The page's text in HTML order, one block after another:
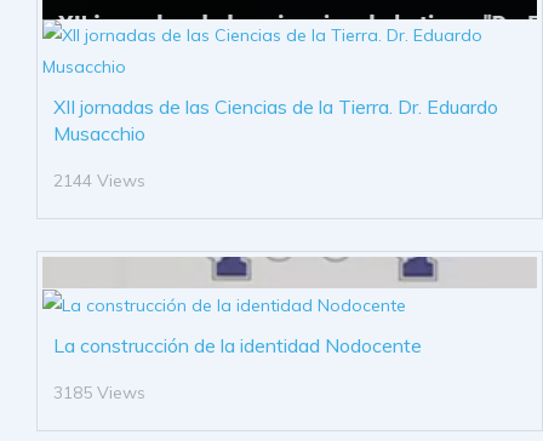
XII jornadas de las Ciencias de la Tierra. Dr. Eduardo
Musacchio
2144 Views
La construcción de la identidad Nodocente
3185 Views